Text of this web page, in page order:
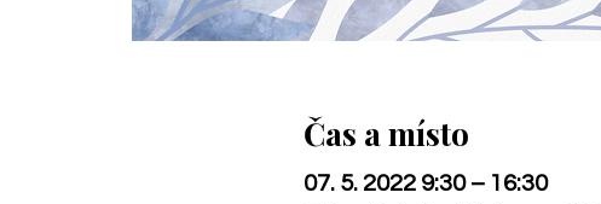
Čas a místo
07. 5. 2022 9:30 – 16:30